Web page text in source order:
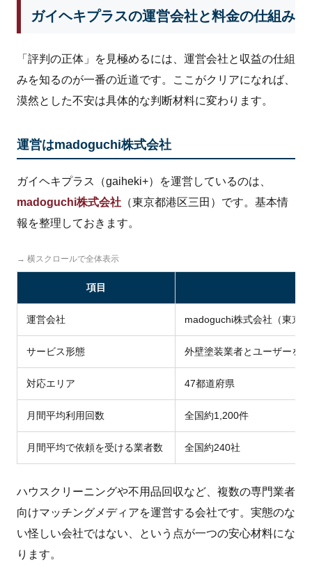
ガイヘキプラスの運営会社と料金の仕組み
「評判の正体」を見極めるには、運営会社と収益の仕組
みを知るのが一番の近道です。ここがクリアになれば、
漠然とした不安は具体的な判断材料に変わります。
運営はmadoguchi株式会社
ガイヘキプラス（gaiheki+）を運営しているのは、
madoguchi株式会社 （東京都港区三田）です。基本情
報を整理しておきます。
→ 横スクロールで全体表示
項目
運営会社 madoguchi株式会社（東京
サービス形態 外壁塗装業者とユーザーを
対応エリア 47都道府県
月間平均利用回数 全国約1,200件
月間平均で依頼を受ける業者数 全国約240社
ハウスクリーニングや不用品回収など、複数の専門業者
向けマッチングメディアを運営する会社です。実態のな
い怪しい会社ではない、という点が一つの安心材料にな
ります。